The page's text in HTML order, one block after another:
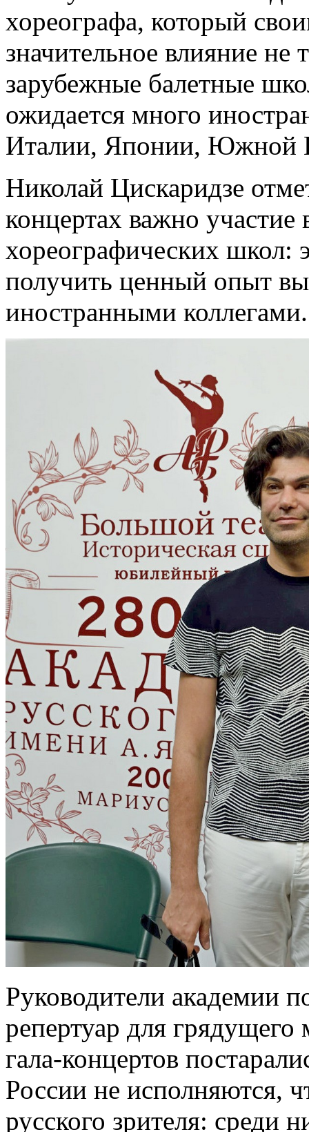
хореографа, который
значительное влияние не
зарубежные балетные
ожидается много
Италии, Японии, Южной
Николай Цискаридзе
концертах важно участие
хореографических школ:
получить ценный опыт
иностранными коллегами.
Руководители академии
репертуар для
гала-концертов
России не исполняются,
русского зрителя: среди